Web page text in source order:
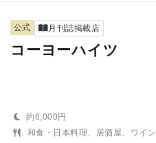
公式 月刊誌掲載店
コーヨーハイツ
約6,000円
和食・日本料理、居酒屋、ワイン